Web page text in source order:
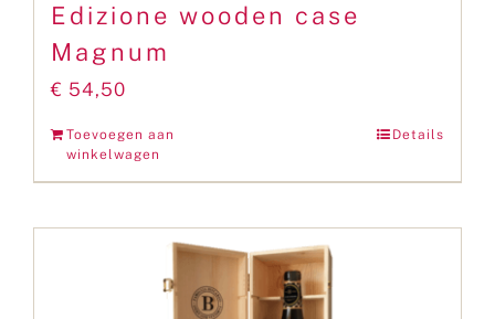
Edizione wooden case
Magnum
€ 54,50
Toevoegen aan
winkelwagen
Details